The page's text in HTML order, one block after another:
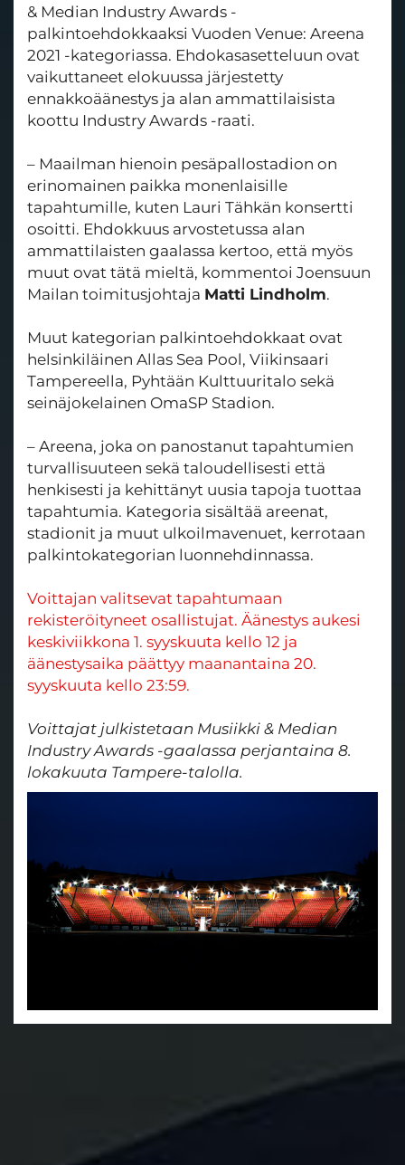
& Median Industry Awards -
palkintoehdokkaaksi Vuoden Venue: Areena
2021 -kategoriassa. Ehdokasasetteluun ovat
vaikuttaneet elokuussa järjestetty
ennakkoäänestys ja alan ammattilaisista
koottu Industry Awards -raati.
– Maailman hienoin pesäpallostadion on
erinomainen paikka monenlaisille
tapahtumille, kuten Lauri Tähkän konsertti
osoitti. Ehdokkuus arvostetussa alan
ammattilaisten gaalassa kertoo, että myös
muut ovat tätä mieltä, kommentoi Joensuun
Mailan toimitusjohtaja Matti Lindholm.
Muut kategorian palkintoehdokkaat ovat
helsinkiläinen Allas Sea Pool, Viikinsaari
Tampereella, Pyhtään Kulttuuritalo sekä
seinäjokelainen OmaSP Stadion.
– Areena, joka on panostanut tapahtumien
turvallisuuteen sekä taloudellisesti että
henkisesti ja kehittänyt uusia tapoja tuottaa
tapahtumia. Kategoria sisältää areenat,
stadionit ja muut ulkoilmavenuet, kerrotaan
palkintokategorian luonnehdinnassa.
Voittajan valitsevat tapahtumaan
rekisteröityneet osallistujat. Äänestys aukesi
keskiviikkona 1. syyskuuta kello 12 ja
äänestysaika päättyy maanantaina 20.
syyskuuta kello 23:59.
Voittajat julkistetaan Musiikki & Median
Industry Awards -gaalassa perjantaina 8.
lokakuuta Tampere-talolla.